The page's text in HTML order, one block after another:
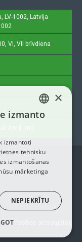
LV-1002, Latvija
VI, VII brīvdiena
ziņojumi)
tiesības aizsargātas
LATVIAN
ENGLISH
×
izmanto
izmantoti
tehnisku
izmantošanas
mārketinga
NEPIEKRĪTU